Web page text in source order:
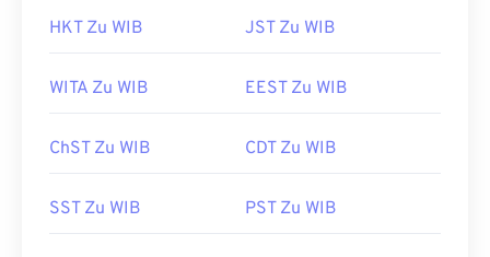
HKT Zu WIB JST Zu WIB
WITA Zu WIB EEST Zu WIB
ChST Zu WIB CDT Zu WIB
SST Zu WIB PST Zu WIB